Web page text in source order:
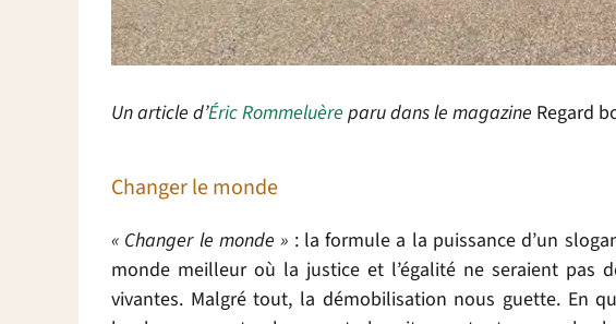
Un article d’Éric Rommeluère paru dans le magazine Regard
Changer le monde
« Changer le monde » : la formule a la puissance d’un
monde meilleur où la justice et l’égalité ne seraient pas
vivantes. Malgré tout, la démobilisation nous guette. En